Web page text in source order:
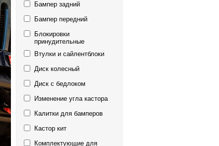
Бампер задний
Бампер передний
Блокировки
принудительные
Втулки и сайлентблоки
Диск колесный
Диск с бедлоком
Изменение угла кастора
Калитки для бамперов
Кастор кит
Комплектующие для